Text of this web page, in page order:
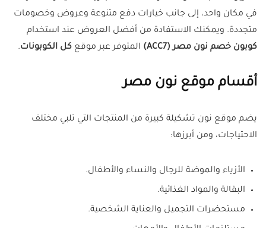
في مكان واحد، إلى جانب خيارات دفع متنوعة وعروض وخصومات
متجددة. ويمكنك الاستفادة من أفضل العروض عند استخدام
كوبون خصم نون مصر (ACC7)
المتوفر عبر موقع كل الكوبونات.
أقسام موقع نون مصر
يضم موقع نون تشكيلة كبيرة من المنتجات التي تلبي مختلف
الاحتياجات، ومن أبرزها:
الأزياء والموضة للرجال والنساء والأطفال.
البقالة والمواد الغذائية.
مستحضرات التجميل والعناية الشخصية.